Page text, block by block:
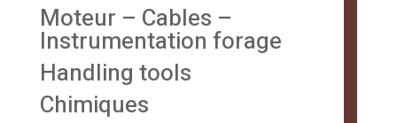
Moteur – Cables –
Instrumentation forage
Handling tools
Chimiques